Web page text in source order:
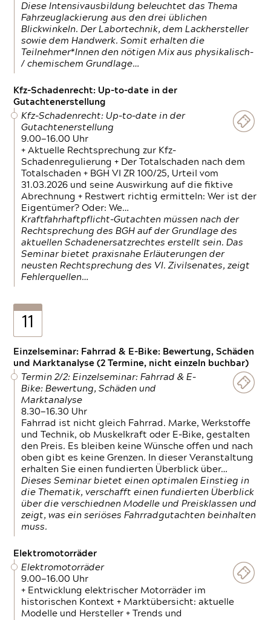
Diese Intensivausbildung beleuchtet das Thema
Fahrzeuglackierung aus den drei üblichen
Blickwinkeln. Der Labortechnik, dem Lackhersteller
sowie dem Handwerk. Somit erhalten die
Teilnehmer*Innen den nötigen Mix aus physikalisch-
/ chemischem Grundlage…
Kfz-Schadenrecht: Up-to-date in der
Gutachtenerstellung
Kfz-Schadenrecht: Up-to-date in der
Gutachtenerstellung
9.00—16.00 Uhr
+ Aktuelle Rechtsprechung zur Kfz-
Schadenregulierung + Der Totalschaden nach dem
Totalschaden + BGH VI ZR 100/25, Urteil vom
31.03.2026 und seine Auswirkung auf die fiktive
Abrechnung + Restwert richtig ermitteln: Wer ist der
Eigentümer? Oder: We…
Kraftfahrhaftpflicht-Gutachten müssen nach der
Rechtsprechung des BGH auf der Grundlage des
aktuellen Schadenersatzrechtes erstellt sein. Das
Seminar bietet praxisnahe Erläuterungen der
neusten Rechtsprechung des VI. Zivilsenates, zeigt
Fehlerquellen…
11
Einzelseminar: Fahrrad & E-Bike: Bewertung, Schäden
und Marktanalyse (2 Termine, nicht einzeln buchbar)
Termin 2/2: Einzelseminar: Fahrrad & E-
Bike: Bewertung, Schäden und
Marktanalyse
8.30—16.30 Uhr
Fahrrad ist nicht gleich Fahrrad. Marke, Werkstoffe
und Technik, ob Muskelkraft oder E-Bike, gestalten
den Preis. Es bleiben keine Wünsche offen und nach
oben gibt es keine Grenzen. In dieser Veranstaltung
erhalten Sie einen fundierten Überblick über…
Dieses Seminar bietet einen optimalen Einstieg in
die Thematik, verschafft einen fundierten Überblick
über die verschiednen Modelle und Preisklassen und
zeigt, was ein seriöses Fahrradgutachten beinhalten
muss.
Elektromotorräder
Elektromotorräder
9.00—16.00 Uhr
+ Entwicklung elektrischer Motorräder im
historischen Kontext + Marktübersicht: aktuelle
Modelle und Hersteller + Trends und